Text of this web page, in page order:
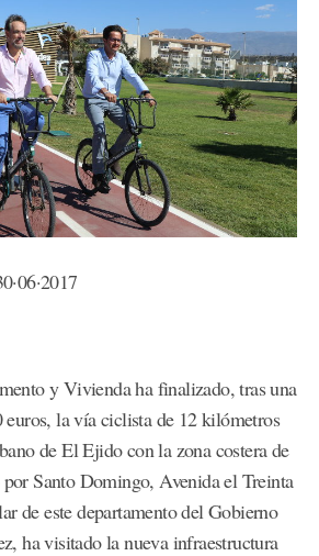
y Vivienda ha finalizado, tras una
euros, la vía ciclista de 12 kilómetros
de El Ejido con la zona costera de
Santo Domingo, Avenida el Treinta
de este departamento del Gobierno
ha visitado la nueva infraestructura